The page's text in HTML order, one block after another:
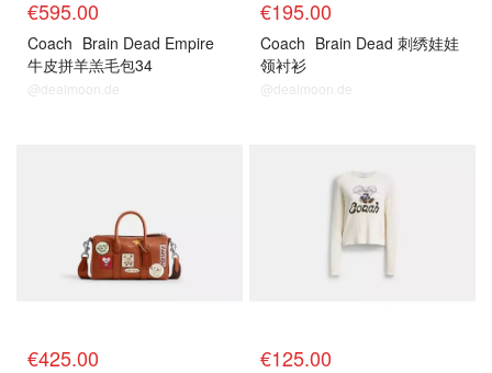
€595.00
Coach Brain Dead Empire
牛皮拼羊羔毛包34
@dealmoon.de
€195.00
Coach Brain Dead 刺绣娃娃
领衬衫
@dealmoon.de
€425.00 €125.00